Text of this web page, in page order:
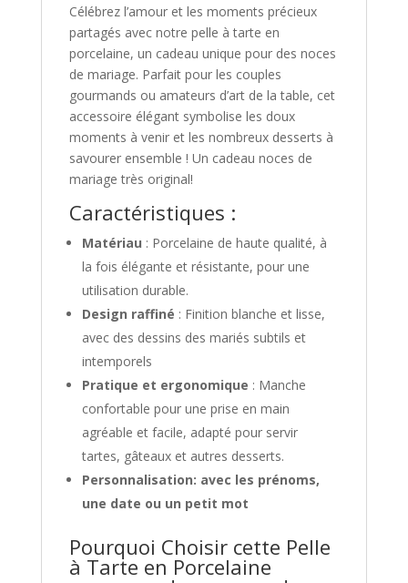
Célébrez l’amour et les moments précieux
partagés avec notre pelle à tarte en
porcelaine, un cadeau unique pour des noces
de mariage. Parfait pour les couples
gourmands ou amateurs d’art de la table, cet
accessoire élégant symbolise les doux
moments à venir et les nombreux desserts à
savourer ensemble ! Un cadeau noces de
mariage très original!
Caractéristiques :
Matériau : Porcelaine de haute qualité, à
la fois élégante et résistante, pour une
utilisation durable.
Design raffiné : Finition blanche et lisse,
avec des dessins des mariés subtils et
intemporels
Pratique et ergonomique : Manche
confortable pour une prise en main
agréable et facile, adapté pour servir
tartes, gâteaux et autres desserts.
Personnalisation: avec les prénoms,
une date ou un petit mot
Pourquoi Choisir cette Pelle
à Tarte en Porcelaine